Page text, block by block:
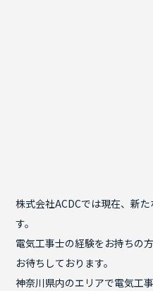
株式会社ACDCでは現在、新
す。
電気工事士の経験をお持ちの
お待ちしております。
神奈川県内のエリアで電気工